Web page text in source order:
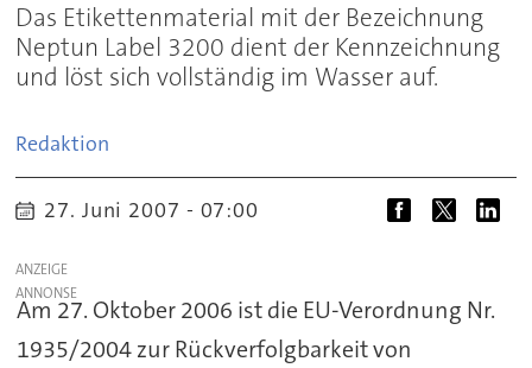
Das Etikettenmaterial mit der Bezeichnung
Neptun Label 3200 dient der Kennzeichnung
und löst sich vollständig im Wasser auf.
Redaktion
27. Juni 2007 - 07:00
ANZEIGE
Am 27. Oktober 2006 ist die EU-Verordnung Nr.
1935/2004 zur Rückverfolgbarkeit von